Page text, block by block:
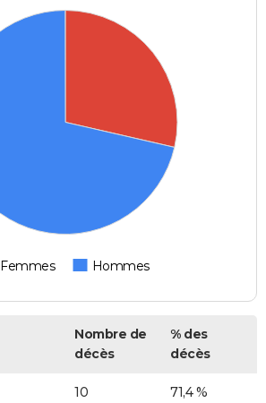
Femmes Hommes
Nombre de
décès
% des
décès
10 71,4 %